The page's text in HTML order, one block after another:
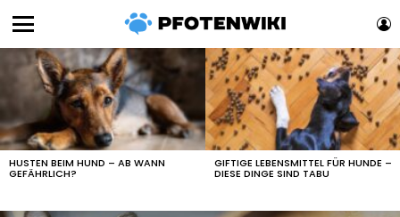
LATEST
STORIES
HUSTEN BEIM HUND – AB WANN
GEFÄHRLICH?
GIFTIGE LEBENSMITTEL FÜR HUNDE –
DIESE DINGE SIND TABU